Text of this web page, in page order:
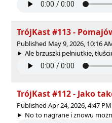
TrójKast #113 -
Published May 9, 2026, 10:16
Ale brzuszki pełniutkie,
TrójKast #112 - Jako
Published Apr 24, 2026, 4:47
No to nagrane i znowu